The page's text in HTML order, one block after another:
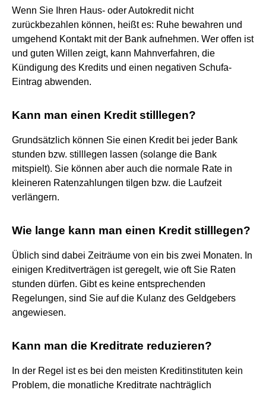
Wenn Sie Ihren Haus- oder Autokredit nicht
zurückbezahlen können, heißt es: Ruhe bewahren und
umgehend Kontakt mit der Bank aufnehmen. Wer offen ist
und guten Willen zeigt, kann Mahnverfahren, die
Kündigung des Kredits und einen negativen Schufa-
Eintrag abwenden.
Kann man einen Kredit stilllegen?
Grundsätzlich können Sie einen Kredit bei jeder Bank
stunden bzw. stilllegen lassen (solange die Bank
mitspielt). Sie können aber auch die normale Rate in
kleineren Ratenzahlungen tilgen bzw. die Laufzeit
verlängern.
Wie lange kann man einen Kredit stilllegen?
Üblich sind dabei Zeiträume von ein bis zwei Monaten. In
einigen Kreditverträgen ist geregelt, wie oft Sie Raten
stunden dürfen. Gibt es keine entsprechenden
Regelungen, sind Sie auf die Kulanz des Geldgebers
angewiesen.
Kann man die Kreditrate reduzieren?
In der Regel ist es bei den meisten Kreditinstituten kein
Problem, die monatliche Kreditrate nachträglich